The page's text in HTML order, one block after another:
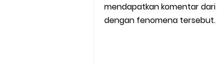
mendapatkan komentar
dengan fenomena tersebut.